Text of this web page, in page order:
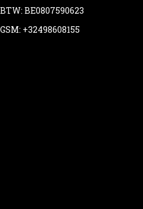
BTW: BE0807590623
GSM: +32498608155